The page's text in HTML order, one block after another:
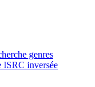
genres
ISRC inversée